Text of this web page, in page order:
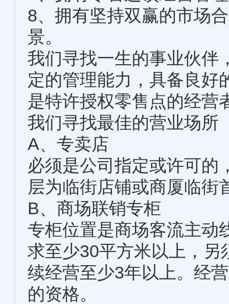
8、拥有坚持双赢的市场
景。
我们寻找一生的事业伙伴
定的管理能力，具备良好
是特许授权零售点的经营
我们寻找最佳的营业场所
A、专卖店
必须是公司指定或许可的
层为临街店铺或商厦临街
B、商场联销专柜
专柜位置是商场客流主动
求至少30平方米以上，另
续经营至少3年以上。经
的资格。